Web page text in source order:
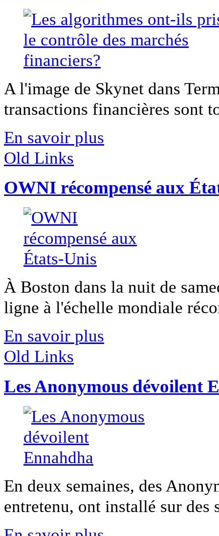
A l'image de Skynet dans
transactions financières sont
En savoir plus
Old Links
OWNI récompensé aux
À Boston dans la nuit de
ligne à l'échelle mondiale
En savoir plus
Old Links
Les Anonymous dévoilent
En deux semaines, des
entretenu, ont installé sur des